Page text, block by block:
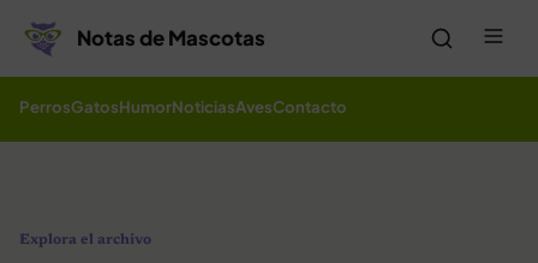
Notas de Mascotas
PerrosGatosHumorNoticiasAvesContacto
Explora el archivo